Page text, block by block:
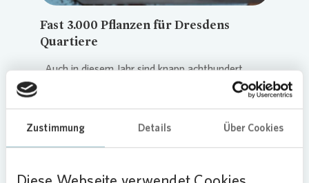
Zustimmung Details Über Cookies
Fast 3.000 Pflanzen für Dresdens
Quartiere
„Auch in diesem Jahr sind knapp achthundert
Mieterinnen und Mieter in unseren Quartieren
sind die Pflanzaktionen ein fester und geschätzter
Termin im Kalender“, sagt Lidia Sieniuta,